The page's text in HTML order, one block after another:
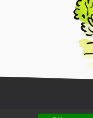
Horaires d'ouverture